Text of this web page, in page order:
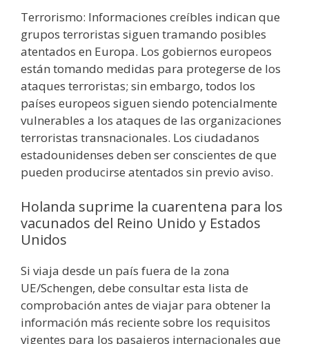
Terrorismo: Informaciones creíbles indican que
grupos terroristas siguen tramando posibles
atentados en Europa. Los gobiernos europeos
están tomando medidas para protegerse de los
ataques terroristas; sin embargo, todos los
países europeos siguen siendo potencialmente
vulnerables a los ataques de las organizaciones
terroristas transnacionales. Los ciudadanos
estadounidenses deben ser conscientes de que
pueden producirse atentados sin previo aviso.
Holanda suprime la cuarentena para los
vacunados del Reino Unido y Estados
Unidos
Si viaja desde un país fuera de la zona
UE/Schengen, debe consultar esta lista de
comprobación antes de viajar para obtener la
información más reciente sobre los requisitos
vigentes para los pasajeros internacionales que